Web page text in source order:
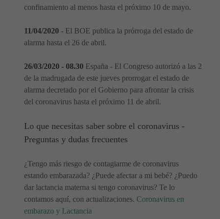
confinamiento al menos hasta el próximo 10 de mayo.
11/04/2020 - El BOE publica la prórroga del estado de
alarma hasta el 26 de abril.
26/03/2020 - 08.30 España - El Congreso autorizó a las 2
de la madrugada de este jueves prorrogar el estado de
alarma decretado por el Gobierno para afrontar la crisis
del coronavirus hasta el próximo 11 de abril.
Lo que necesitas saber sobre el coronavirus -
Preguntas y dudas frecuentes
¿Tengo más riesgo de contagiarme de coronavirus
estando embarazada? ¿Puede afectar a mi bebé? ¿Puedo
dar lactancia materna si tengo coronavirus? Te lo
contamos aquí, con actualizaciones. Coronavirus en
embarazo y Lactancia